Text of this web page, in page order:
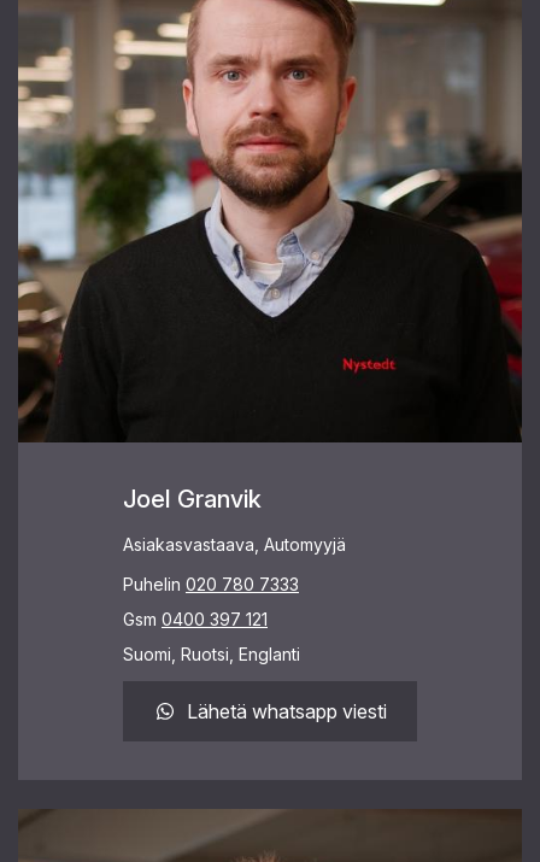
Joel Granvik
Asiakasvastaava, Automyyjä
Puhelin 020 780 7333
Gsm 0400 397 121
Suomi, Ruotsi, Englanti
Lähetä whatsapp viesti